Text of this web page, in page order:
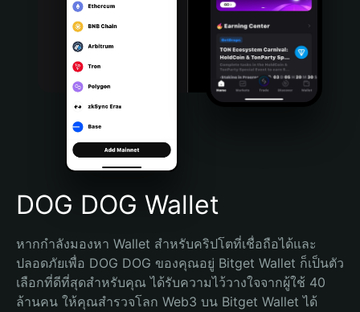
Português (Portugal)
Bahasa Indonesia
Português (Brasil)
Español (Argentina)
DOG DOG Wallet
หากกำลังมองหา Wallet สำหรับคริปโตที่เชื่อถือได้และ
ปลอดภัยเพื่อ DOG DOG ของคุณอยู่ Bitget Wallet ก็เป็นตัว
เลือกที่ดีที่สุดสำหรับคุณ ได้รับความไว้วางใจจากผู้ใช้ 40
ล้านคน ให้คุณสำรวจโลก Web3 บน Bitget Wallet ได้